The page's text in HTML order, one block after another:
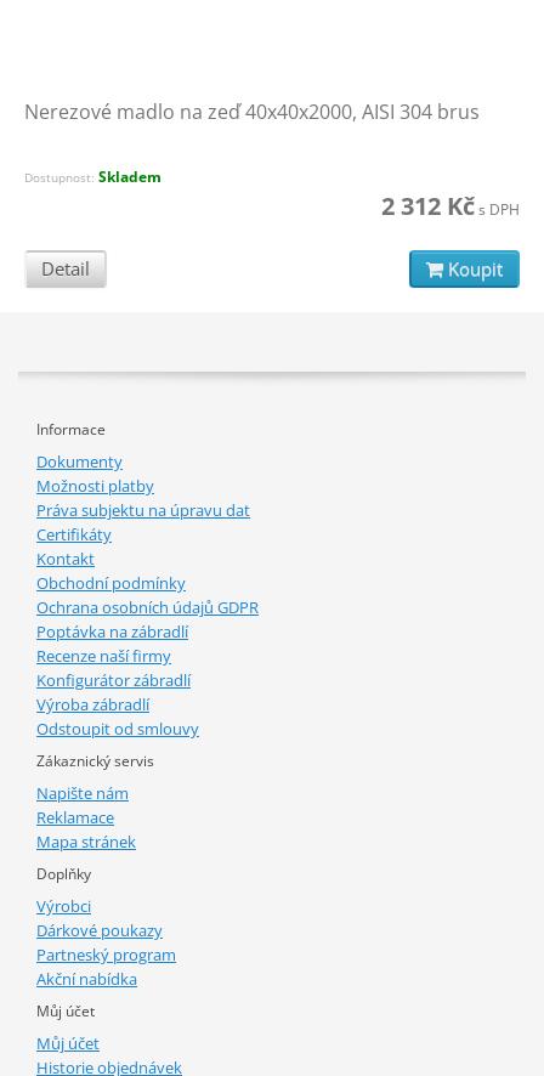
Nerezové madlo na zeď 40x40x2000, AISI 304 brus
Dostupnost: Skladem
2 312 Kčs DPH
Detail Koupit
Informace
Dokumenty
Možnosti platby
Práva subjektu na úpravu dat
Certifikáty
Kontakt
Obchodní podmínky
Ochrana osobních údajů GDPR
Poptávka na zábradlí
Recenze naší firmy
Konfigurátor zábradlí
Výroba zábradlí
Odstoupit od smlouvy
Zákaznický servis
Napište nám
Reklamace
Mapa stránek
Doplňky
Výrobci
Dárkové poukazy
Partneský program
Akční nabídka
Můj účet
Můj účet
Historie objednávek